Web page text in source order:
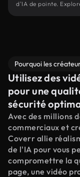
d'IA de pointe.
Pourquoi les
Utilisez des
pour une
sécurité
Avec des millions
commerciaux et
Coverr allie
de l'IA pour vous
compromettre la
page, une vidéo